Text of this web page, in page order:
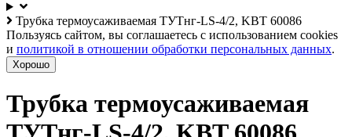
Трубка термоусаживаемая ТУТнг-LS-4/2, KBT 60086
Пользуясь сайтом, вы соглашаетесь с использованием cookies
и политикой в отношении обработки персональных данных.
Хорошо
Трубка термоусаживаемая